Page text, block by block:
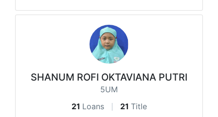
SHANUM ROFI OKTAVIANA PUTRI
5UM
21 Loans 21 Title